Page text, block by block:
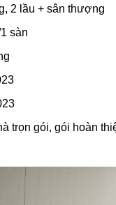
2 lầu + sân thượng
sàn
trọn gói, gói hoàn